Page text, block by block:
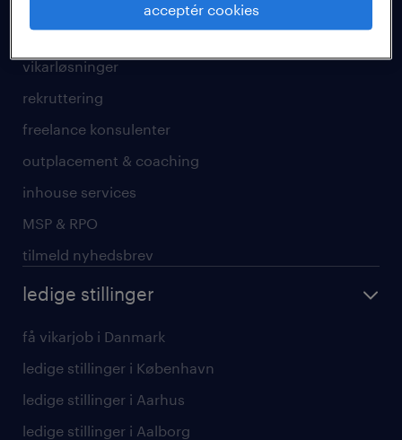
for virksomheder
vikarløsninger
rekruttering
freelance konsulenter
outplacement & coaching
inhouse services
MSP & RPO
tilmeld nyhedsbrev
ledige stillinger
få vikarjob i Danmark
ledige stillinger i København
ledige stillinger i Aarhus
ledige stillinger i Aalborg
acceptér cookies